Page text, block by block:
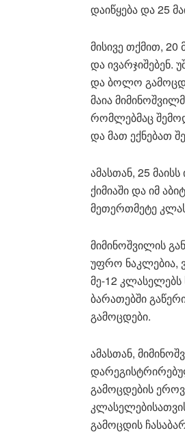
დაიწყება და 25
მისივე თქმით,
და ივარჯიშებენ.
და ბოლო გამოცდა
მაია
რომლებმაც
და მათ ექნებათ
ამასთან, 25
ქიმიაში და იმ
მეთერთმეტე
მიმინოშვილის
უფრო ნაკლებია,
მე-12
ბარათებში
გამოცდები.
ამასთან,
გამოცდების
გამოცდის